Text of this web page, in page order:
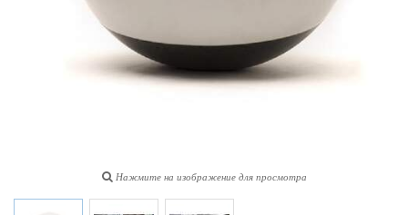
Нажмите на изображение для просмотра